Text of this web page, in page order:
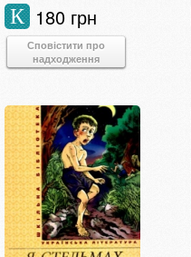
180 грн
К
Сповістити про
надходження